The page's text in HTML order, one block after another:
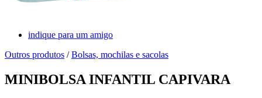
indique para um amigo
Outros produtos /Bolsas, mochilas e sacolas
MINIBOLSA INFANTIL CAPIVARA